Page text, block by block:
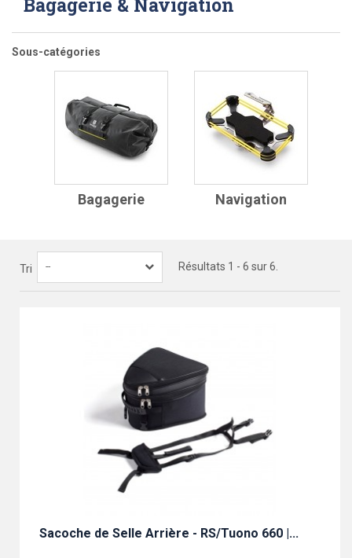
Sous-catégories
Bagagerie Navigation
Tri -- Résultats 1 - 6 sur 6.
Sacoche de Selle Arrière - RS/Tuono 660 |...